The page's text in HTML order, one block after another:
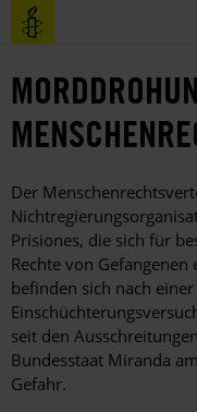
Direkt
zum
Benutzermenü
Der
Prisiones, die sich für
Rechte von
befinden sich nach
seit den
Bundesstaat Miranda
Gefahr.